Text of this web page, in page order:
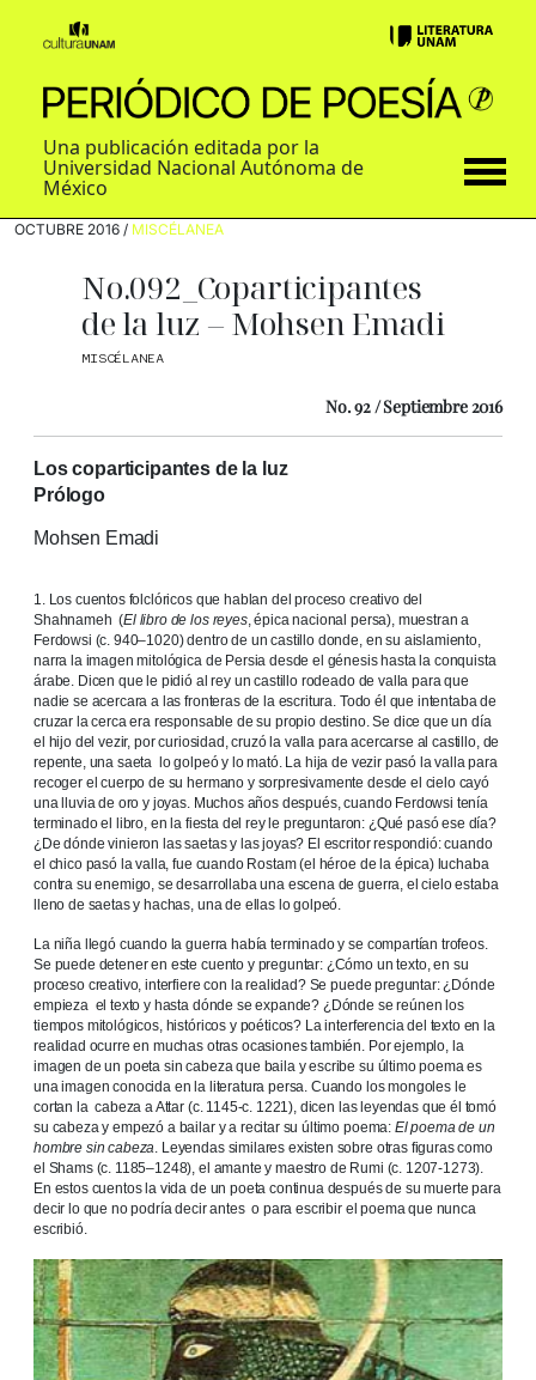
Una publicación editada por la
Universidad Nacional Autónoma de
México
OCTUBRE 2016 / MISCÉLANEA
No.092_Coparticipantes
de la luz – Mohsen Emadi
MISCÉLANEA
No. 92 / Septiembre 2016
Los coparticipantes de la luz
Prólogo
Mohsen Emadi
1. Los cuentos folclóricos que hablan del proceso creativo del
Shahnameh (El libro de los reyes, épica nacional persa), muestran a
Ferdowsi (c. 940–1020) dentro de un castillo donde, en su aislamiento,
narra la imagen mitológica de Persia desde el génesis hasta la conquista
árabe. Dicen que le pidió al rey un castillo rodeado de valla para que
nadie se acercara a las fronteras de la escritura. Todo él que intentaba de
cruzar la cerca era responsable de su propio destino. Se dice que un día
el hijo del vezir, por curiosidad, cruzó la valla para acercarse al castillo, de
repente, una saeta lo golpeó y lo mató. La hija de vezir pasó la valla para
recoger el cuerpo de su hermano y sorpresivamente desde el cielo cayó
una lluvia de oro y joyas. Muchos años después, cuando Ferdowsi tenía
terminado el libro, en la fiesta del rey le preguntaron: ¿Qué pasó ese día?
¿De dónde vinieron las saetas y las joyas? El escritor respondió: cuando
el chico pasó la valla, fue cuando Rostam (el héroe de la épica) luchaba
contra su enemigo, se desarrollaba una escena de guerra, el cielo estaba
lleno de saetas y hachas, una de ellas lo golpeó.
La niña llegó cuando la guerra había terminado y se compartían trofeos.
Se puede detener en este cuento y preguntar: ¿Cómo un texto, en su
proceso creativo, interfiere con la realidad? Se puede preguntar: ¿Dónde
empieza el texto y hasta dónde se expande? ¿Dónde se reúnen los
tiempos mitológicos, históricos y poéticos? La interferencia del texto en la
realidad ocurre en muchas otras ocasiones también. Por ejemplo, la
imagen de un poeta sin cabeza que baila y escribe su último poema es
una imagen conocida en la literatura persa. Cuando los mongoles le
cortan la cabeza a Attar (c. 1145-c. 1221), dicen las leyendas que él tomó
su cabeza y empezó a bailar y a recitar su último poema: El poema de un
hombre sin cabeza. Leyendas similares existen sobre otras figuras como
el Shams (c. 1185–1248), el amante y maestro de Rumi (c. 1207-1273).
En estos cuentos la vida de un poeta continua después de su muerte para
decir lo que no podría decir antes o para escribir el poema que nunca
escribió.